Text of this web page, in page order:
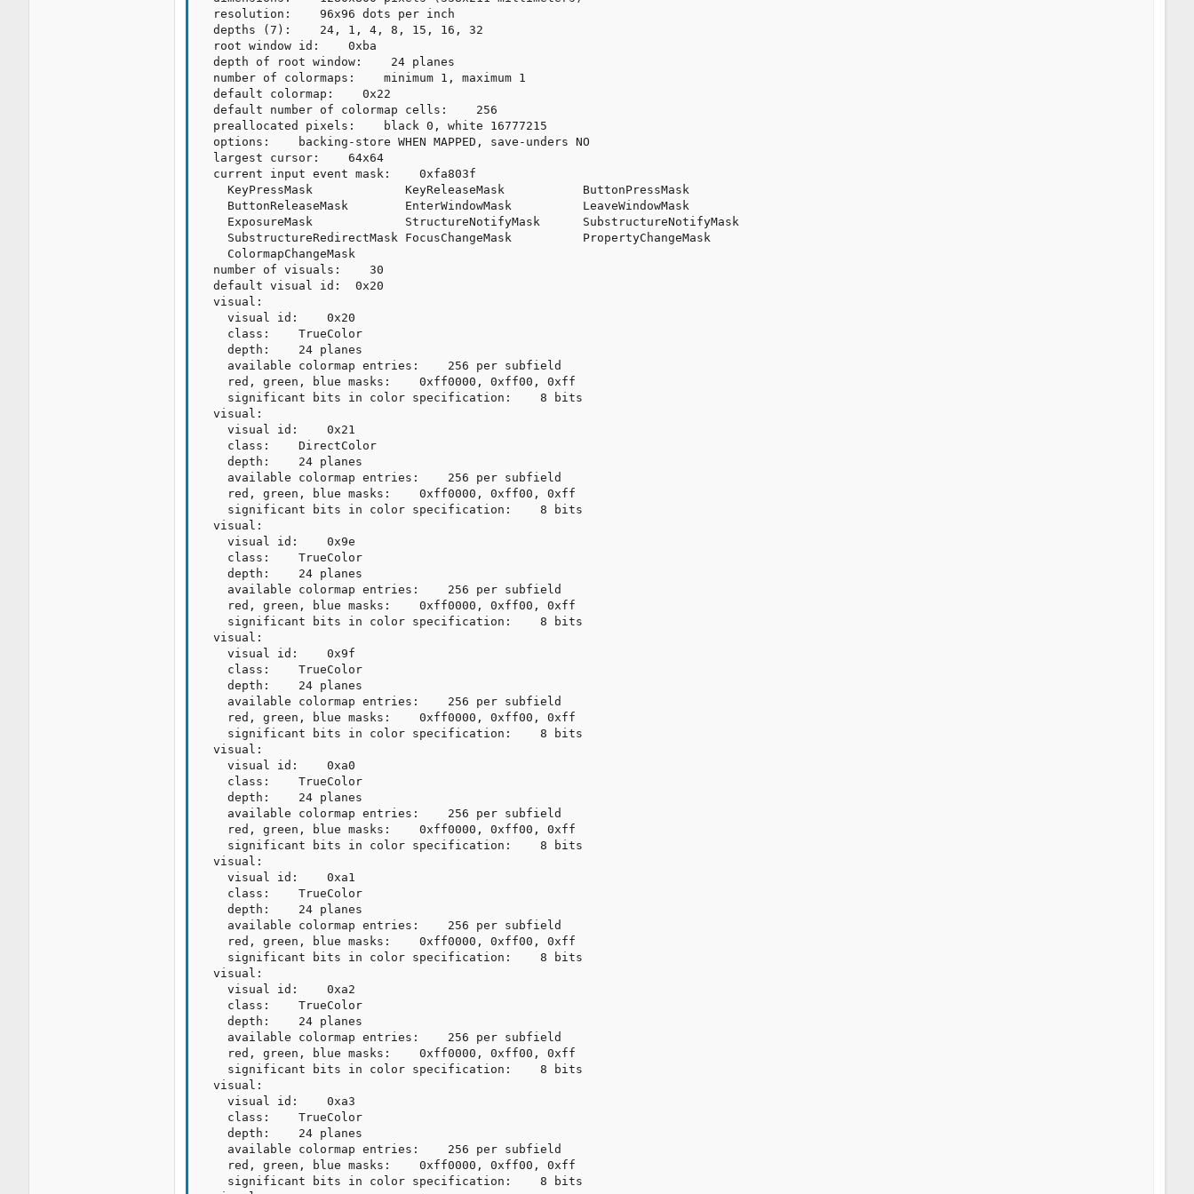
  resolution:    96x96 dots per inch
  depths (7):    24, 1, 4, 8, 15, 16, 32
  root window id:    0xba
  depth of root window:    24 planes
  number of colormaps:    minimum 1, maximum 1
  default colormap:    0x22
  default number of colormap cells:    256
  preallocated pixels:    black 0, white 16777215
  options:    backing-store WHEN MAPPED, save-unders NO
  largest cursor:    64x64
  current input event mask:    0xfa803f
    KeyPressMask             KeyReleaseMask           ButtonPressMask
    ButtonReleaseMask        EnterWindowMask          LeaveWindowMask
    ExposureMask             StructureNotifyMask      SubstructureNotifyMask
    SubstructureRedirectMask FocusChangeMask          PropertyChangeMask
    ColormapChangeMask
  number of visuals:    30
  default visual id:  0x20
  visual:
    visual id:    0x20
    class:    TrueColor
    depth:    24 planes
    available colormap entries:    256 per subfield
    red, green, blue masks:    0xff0000, 0xff00, 0xff
    significant bits in color specification:    8 bits
  visual:
    visual id:    0x21
    class:    DirectColor
    depth:    24 planes
    available colormap entries:    256 per subfield
    red, green, blue masks:    0xff0000, 0xff00, 0xff
    significant bits in color specification:    8 bits
  visual:
    visual id:    0x9e
    class:    TrueColor
    depth:    24 planes
    available colormap entries:    256 per subfield
    red, green, blue masks:    0xff0000, 0xff00, 0xff
    significant bits in color specification:    8 bits
  visual:
    visual id:    0x9f
    class:    TrueColor
    depth:    24 planes
    available colormap entries:    256 per subfield
    red, green, blue masks:    0xff0000, 0xff00, 0xff
    significant bits in color specification:    8 bits
  visual:
    visual id:    0xa0
    class:    TrueColor
    depth:    24 planes
    available colormap entries:    256 per subfield
    red, green, blue masks:    0xff0000, 0xff00, 0xff
    significant bits in color specification:    8 bits
  visual:
    visual id:    0xa1
    class:    TrueColor
    depth:    24 planes
    available colormap entries:    256 per subfield
    red, green, blue masks:    0xff0000, 0xff00, 0xff
    significant bits in color specification:    8 bits
  visual:
    visual id:    0xa2
    class:    TrueColor
    depth:    24 planes
    available colormap entries:    256 per subfield
    red, green, blue masks:    0xff0000, 0xff00, 0xff
    significant bits in color specification:    8 bits
  visual:
    visual id:    0xa3
    class:    TrueColor
    depth:    24 planes
    available colormap entries:    256 per subfield
    red, green, blue masks:    0xff0000, 0xff00, 0xff
    significant bits in color specification:    8 bits